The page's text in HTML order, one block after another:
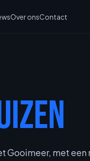
Over onsContact
Gooimeer, met een